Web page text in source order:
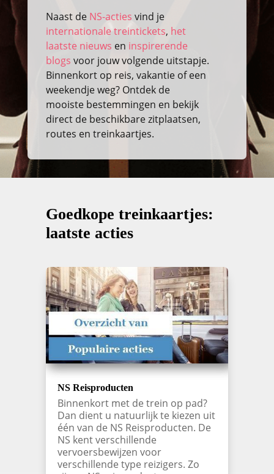
Naast de NS-acties vind je
internationale treintickets, het
laatste nieuws en inspirerende
blogs voor jouw volgende uitstapje.
Binnenkort op reis, vakantie of een
weekendje weg? Ontdek de
mooiste bestemmingen en bekijk
direct de beschikbare zitplaatsen,
routes en treinkaartjes.
Goedkope treinkaartjes:
laatste acties
NS Reisproducten
Binnenkort met de trein op pad?
Dan dient u natuurlijk te kiezen uit
één van de NS Reisproducten. De
NS kent verschillende
vervoersbewijzen voor
verschillende type reizigers. Zo